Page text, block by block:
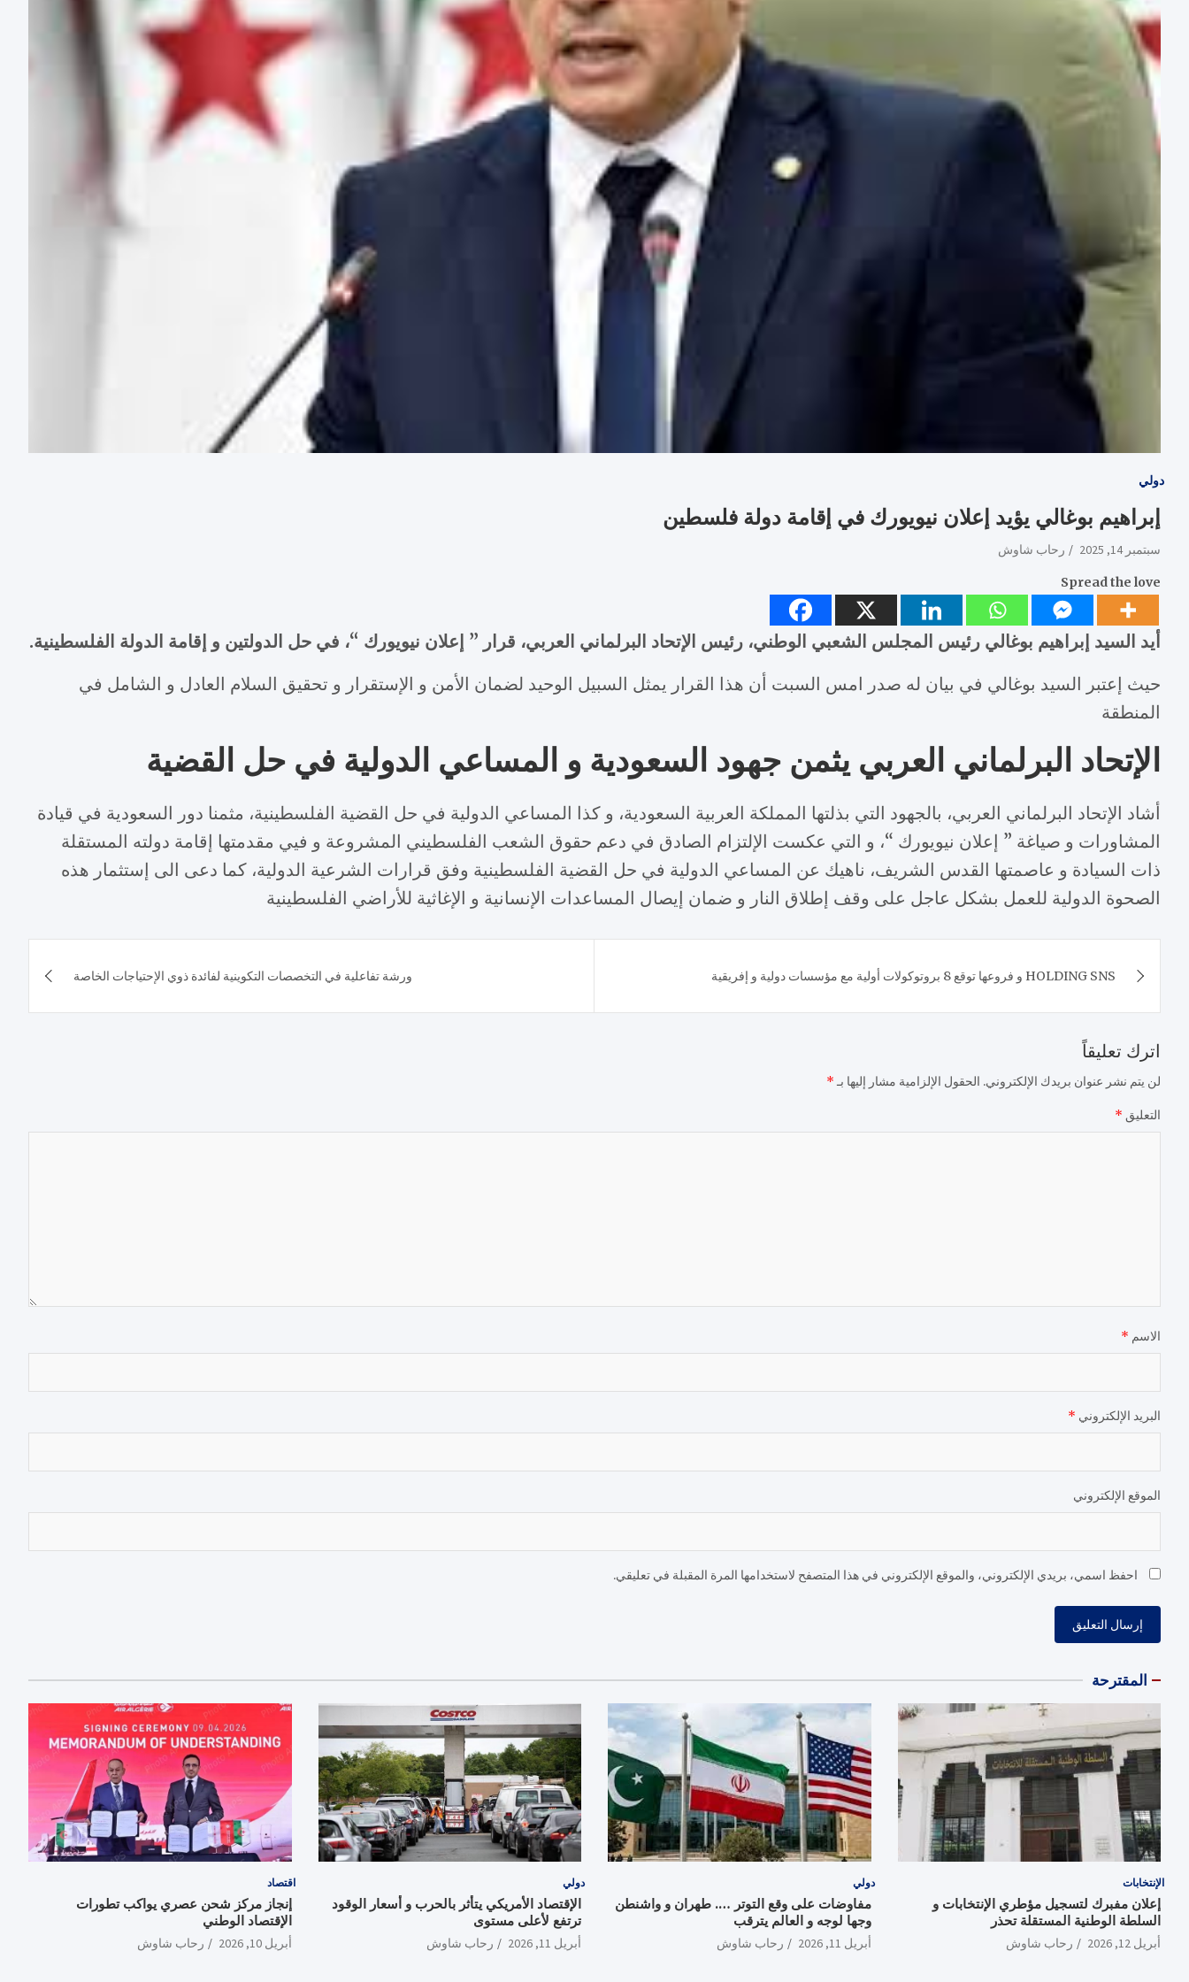
دولي
إبراهيم بوغالي يؤيد إعلان نيويورك في إقامة دولة فلسطين
سبتمبر 14, 2025 رحاب شاوش
Spread the love
أيد السيد إبراهيم بوغالي رئيس المجلس الشعبي الوطني، رئيس الإتحاد البرلماني العربي، قرار ” إعلان نيويورك “، في حل الدولتين و إقامة الدولة الفلسطينية.
حيث إعتبر السيد بوغالي في بيان له صدر امس السبت أن هذا القرار يمثل السبيل الوحيد لضمان الأمن و الإستقرار و تحقيق السلام العادل و الشامل في
المنطقة
الإتحاد البرلماني العربي يثمن جهود السعودية و المساعي الدولية في حل القضية
أشاد الإتحاد البرلماني العربي، بالجهود التي بذلتها المملكة العربية السعودية، و كذا المساعي الدولية في حل القضية الفلسطينية، مثمنا دور السعودية في قيادة
المشاورات و صياغة ” إعلان نيويورك “، و التي عكست الإلتزام الصادق في دعم حقوق الشعب الفلسطيني المشروعة و فيي مقدمتها إقامة دولته المستقلة
ذات السيادة و عاصمتها القدس الشريف، ناهيك عن المساعي الدولية في حل القضية الفلسطينية وفق قرارات الشرعية الدولية، كما دعى الى إستثمار هذه
الصحوة الدولية للعمل بشكل عاجل على وقف إطلاق النار و ضمان إيصال المساعدات الإنسانية و الإغاثية للأراضي الفلسطينية
المقالات
HOLDING SNS و فروعها توقع 8 بروتوكولات أولية مع مؤسسات دولية و إفريقية ورشة تفاعلية في التخصصات التكوينية لفائدة ذوي الإحتياجات الخاصة
اترك تعليقاً
لن يتم نشر عنوان بريدك الإلكتروني. الحقول الإلزامية مشار إليها بـ*
التعليق *
الاسم *
البريد الإلكتروني *
الموقع الإلكتروني
احفظ اسمي، بريدي الإلكتروني، والموقع الإلكتروني في هذا المتصفح لاستخدامها المرة المقبلة في تعليقي.
المقترحة
الإنتخابات
إعلان مفبرك لتسجيل مؤطري الإنتخابات و
السلطة الوطنية المستقلة تحذر
أبريل 12, 2026 رحاب شاوش
دولي
مفاوضات على وقع التوتر …. طهران و واشنطن
وجها لوجه و العالم يترقب
أبريل 11, 2026 رحاب شاوش
دولي
الإقتصاد الأمريكي يتأثر بالحرب و أسعار الوقود
ترتفع لأعلى مستوى
أبريل 11, 2026 رحاب شاوش
اقتصاد
إنجاز مركز شحن عصري يواكب تطورات
الإقتصاد الوطني
أبريل 10, 2026 رحاب شاوش